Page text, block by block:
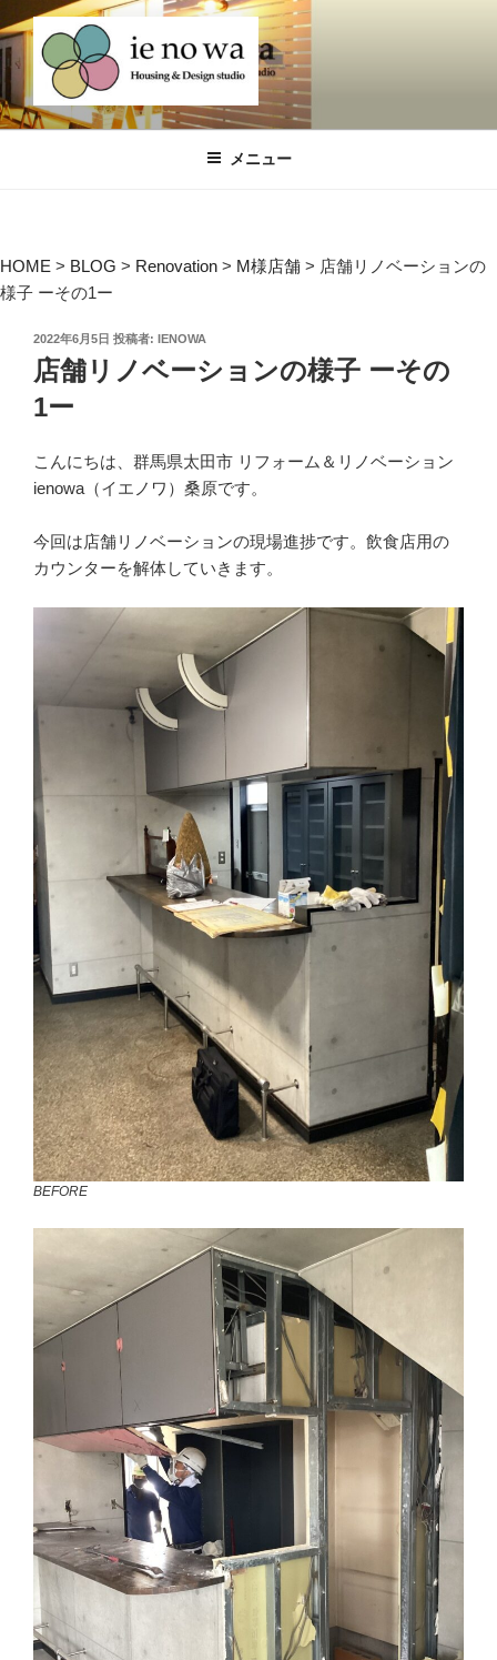
ン
テ
ン
ツ
デザインリノベ IENOWA（イエノ
ワ）群馬県太田市・桐生市・みどり市
Design Renovation and Reform Company, ienowa
メニュー
HOME > BLOG > Renovation > M様店舗 > 店舗リノベーションの
様子 ーその1ー
投
稿
日:
2022年6月5日 投稿者: IENOWA
店舗リノベーションの様子 ーその
1ー
こんにちは、群馬県太田市 リフォーム＆リノベーション
ienowa（イエノワ）桑原です。
今回は店舗リノベーションの現場進捗です。飲食店用の
カウンターを解体していきます。
BEFORE